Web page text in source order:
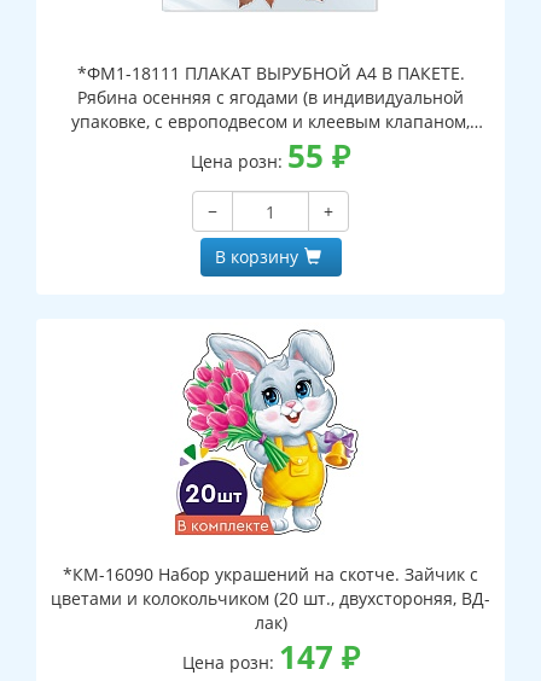
*ФМ1-18111 ПЛАКАТ ВЫРУБНОЙ А4 В ПАКЕТЕ.
Рябина осенняя с ягодами (в индивидуальной
упаковке, с европодвесом и клеевым клапаном,
двухсторонний, ВД-лак)
Цена розн: 55 ₽
−
+
В корзину
*КМ-16090 Набор украшений на скотче. Зайчик с
цветами и колокольчиком (20 шт., двухстороняя, ВД-
лак)
Цена розн: 147 ₽